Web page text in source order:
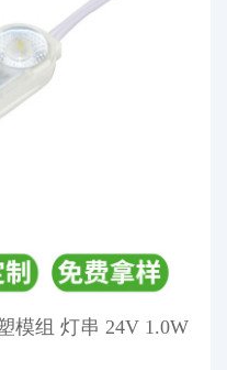
模组 灯串 24V 1.0W